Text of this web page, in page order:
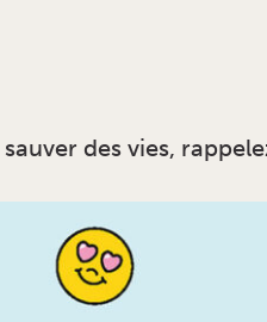
sauver des vies,